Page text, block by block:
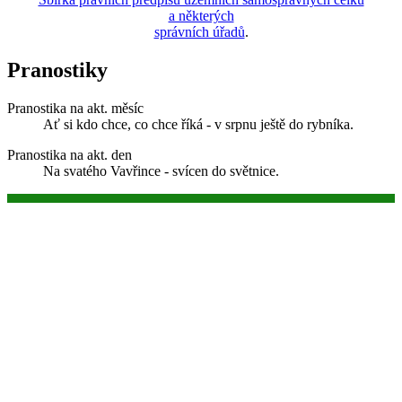
a některých
správních úřadů.
Pranostiky
Pranostika na akt. měsíc
Ať si kdo chce, co chce říká - v srpnu ještě do rybníka.
Pranostika na akt. den
Na svatého Vavřince - svícen do světnice.